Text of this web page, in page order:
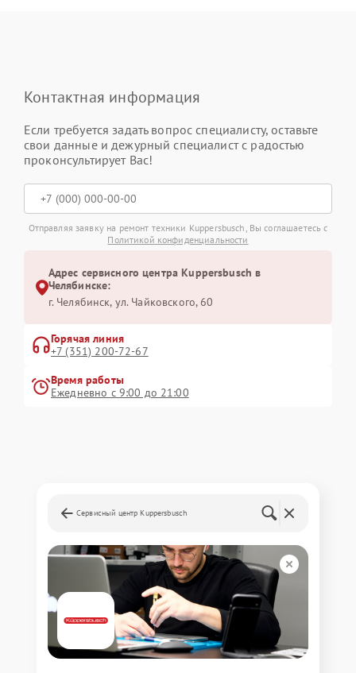
Контактная информация
Если требуется задать вопрос специалисту, оставьте
свои данные и дежурный специалист с радостью
проконсультирует Вас!
Отправляя заявку на ремонт техники Kuppersbusch, Вы соглашаетесь с
Политикой конфиденциальности
Адрес сервисного центра Kuppersbusch в
Челябинске:
г. Челябинск, ул. Чайковского, 60
Горячая линия
+7 (351) 200-72-67
Время работы
Ежедневно с 9:00 до 21:00
Сервисный центр Kuppersbusch